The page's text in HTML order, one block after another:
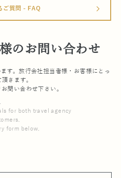
ご質問 - FAQ arrow_forward_ios
のお問い合わせ
す。旅行会社担当者様・お客様にとっ
きます。
問い合わせ下さい。
for both travel agency
form below.